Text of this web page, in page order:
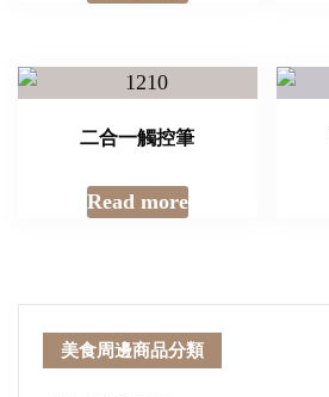
二合一觸控筆
Read more
美食周邊商品分類